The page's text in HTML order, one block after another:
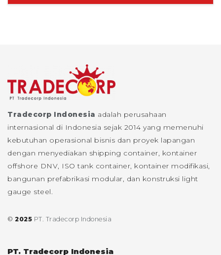
Tradecorp Indonesia adalah perusahaan
internasional di Indonesia sejak 2014 yang memenuhi
kebutuhan operasional bisnis dan proyek lapangan
dengan menyediakan shipping container, kontainer
offshore DNV, ISO tank container, kontainer modifikasi,
bangunan prefabrikasi modular, dan konstruksi light
gauge steel.
© 2025 PT. Tradecorp Indonesia
PT. Tradecorp Indonesia